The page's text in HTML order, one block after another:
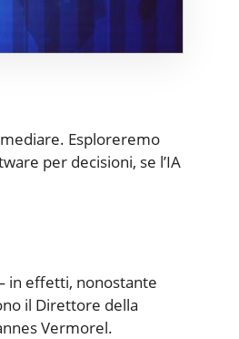
Esploreremo
per decisioni, se l’IA
in effetti, nonostante
il Direttore della
Vermorel.